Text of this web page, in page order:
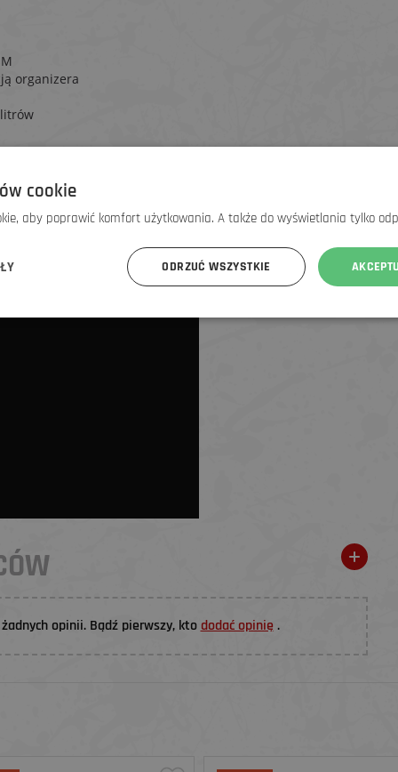
organizera
opinii. Bądź pierwszy, kto dodać opinię .
cookie
aby poprawić komfort użytkowania. A także do wyświetlania tylko
ODRZUĆ WSZYSTKIE